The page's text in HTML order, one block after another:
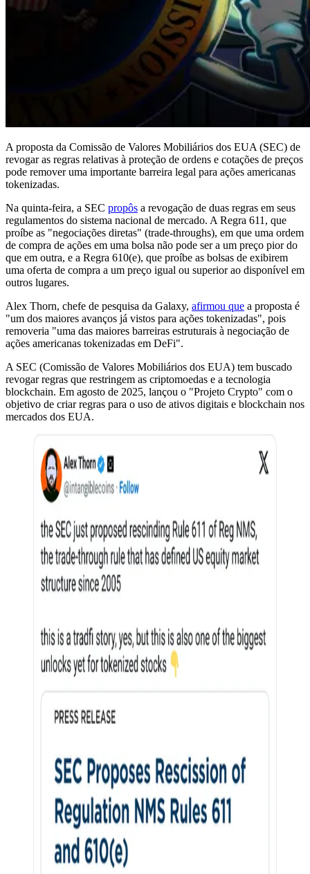
A proposta da Comissão de Valores Mobiliários dos EUA (SEC) de
revogar as regras relativas à proteção de ordens e cotações de preços
pode remover uma importante barreira legal para ações americanas
tokenizadas.
Na quinta-feira, a SEC propôs a revogação de duas regras em seus
regulamentos do sistema nacional de mercado. A Regra 611, que
proíbe as "negociações diretas" (trade-throughs), em que uma ordem
de compra de ações em uma bolsa não pode ser a um preço pior do
que em outra, e a Regra 610(e), que proíbe as bolsas de exibirem
uma oferta de compra a um preço igual ou superior ao disponível em
outros lugares.
Alex Thorn, chefe de pesquisa da Galaxy, afirmou que a proposta é
"um dos maiores avanços já vistos para ações tokenizadas", pois
removeria "uma das maiores barreiras estruturais à negociação de
ações americanas tokenizadas em DeFi".
A SEC (Comissão de Valores Mobiliários dos EUA) tem buscado
revogar regras que restringem as criptomoedas e a tecnologia
blockchain. Em agosto de 2025, lançou o "Projeto Crypto" com o
objetivo de criar regras para o uso de ativos digitais e blockchain nos
mercados dos EUA.